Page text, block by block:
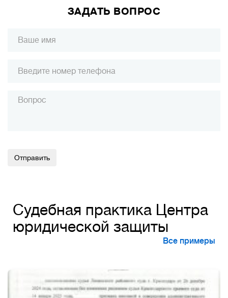
ЗАДАТЬ ВОПРОС
Судебная практика Центра
юридической защиты
Все примеры